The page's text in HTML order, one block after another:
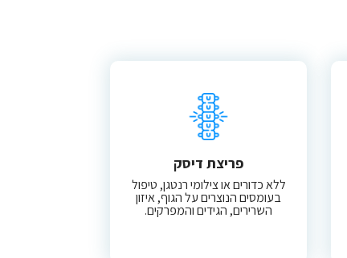
פריצת דיסק
ללא כדורים או צילומי רנטגן, טיפול
בעומסים הנוצרים על הגוף, איזון
השרירים, הגידים והמפרקים.​